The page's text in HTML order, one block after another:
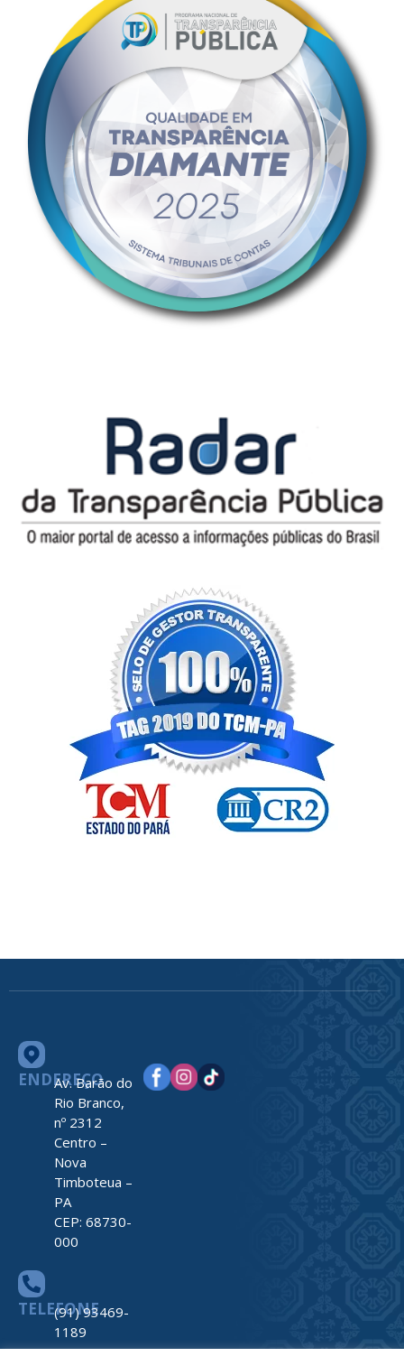
ENDEREÇO
Av. Barão do
Rio Branco,
nº 2312
Centro –
Nova
Timboteua –
PA
CEP: 68730-
000
TELEFONE
(91) 93469-
1189